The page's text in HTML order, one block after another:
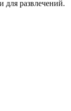
для развлечений.